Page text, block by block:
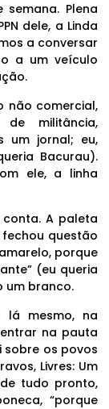
semana. Plena
dele, a Linda
a conversar
a um veículo
não comercial,
militância,
um jornal; eu,
Bacurau).
ele, a linha
A paleta
questão
porque
(eu queria
um branco.
lá mesmo, na
na pauta
sobre os povos
Livres: Um
tudo pronto,
“porque